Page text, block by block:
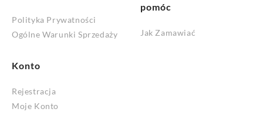
Polityka Prywatności
Ogólne Warunki Sprzedaży
pomóc
Jak Zamawiać
Konto
Rejestracja
Moje Konto